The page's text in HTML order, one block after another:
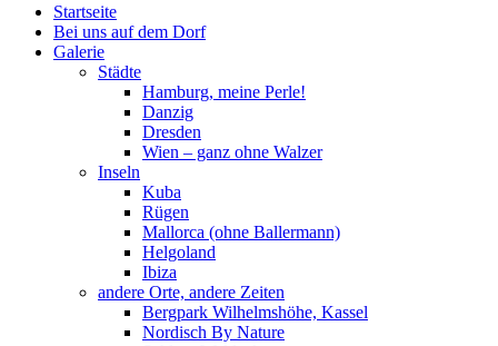
Startseite
Bei uns auf dem Dorf
Galerie
Städte
Hamburg, meine Perle!
Danzig
Dresden
Wien – ganz ohne Walzer
Inseln
Kuba
Rügen
Mallorca (ohne Ballermann)
Helgoland
Ibiza
andere Orte, andere Zeiten
Bergpark Wilhelmshöhe, Kassel
Nordisch By Nature